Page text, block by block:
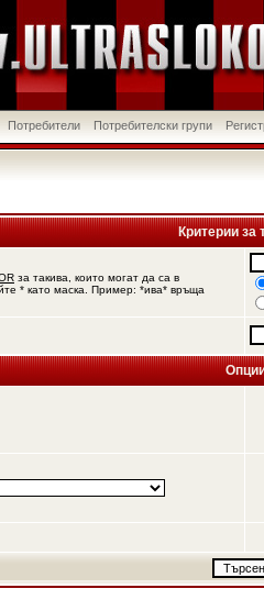
Потребители Потребителски групи
Критерии за
за такива, които могат да са в
* като маска. Пример: *ива* връща